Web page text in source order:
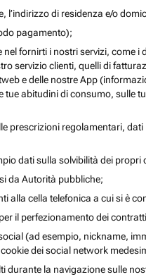
l’indirizzo di residenza e/o
pagamento);
fornirti i nostri servizi,
servizio clienti, quelli di
e delle nostre App
abitudini di consumo, sulle
prescrizioni regolamentari,
dati sulla solvibilità dei
da Autorità pubbliche;
alla cella telefonica a cui si è
il perfezionamento dei
(ad esempio, nickname,
dei social network
la navigazione sulle